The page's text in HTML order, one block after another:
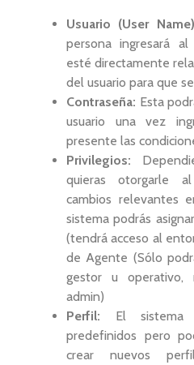
Usuario (User
persona ingresará
esté directamente
del usuario para que
Contraseña: Esta
usuario una vez
presente las
Privilegios:
quieras otorgarle
cambios relevantes
sistema podrás
(tendrá acceso al
de Agente (Sólo
gestor u operativo,
admin)
Perfil: El
predefinidos pero
crear nuevos